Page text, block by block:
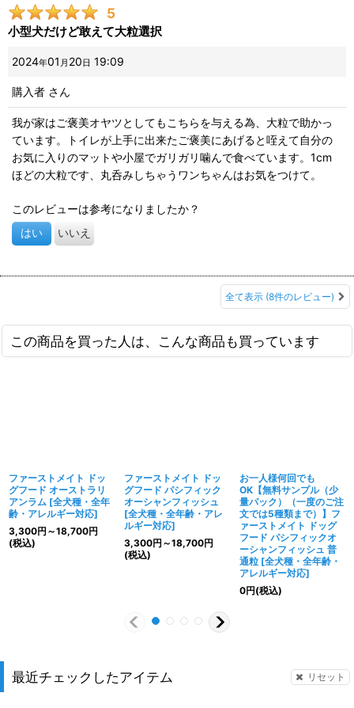
5
小型犬だけど敢えて大粒選択
2024年01 月 20 日 19:09
購入者 さん
我が家はご褒美オヤツとしてもこちらを与える為、大粒で助かっ
ています。トイレが上手に出来たご褒美にあげると咥えて自分の
お気に入りのマットや小屋でガリガリ噛んで食べています。1cm
ほどの大粒です、丸呑みしちゃうワンちゃんはお気をつけて。
このレビューは参考になりましたか？
はい いいえ
全て表示 (8件のレビュー)
この商品を買った人は、こんな商品も買っています
ファーストメイト ドッ
グフード オーストラリ
アンラム [全犬種・全年
齢・アレルギー対応]
3,300円 ～18,700円
(税込)
ファーストメイト ドッ
グフード パシフィック
オーシャンフィッシュ
[全犬種・全年齢・アレ
ルギー対応]
3,300円 ～18,700円
(税込)
お一人様何回でも
OK【無料サンプル（少
量パック）（一度のご注
文では5種類まで）】フ
ァーストメイト ドッグ
フード パシフィックオ
ーシャンフィッシュ 普
通粒 [全犬種・全年齢・
アレルギー対応]
0円(税込)
最近チェックしたアイテム リセット